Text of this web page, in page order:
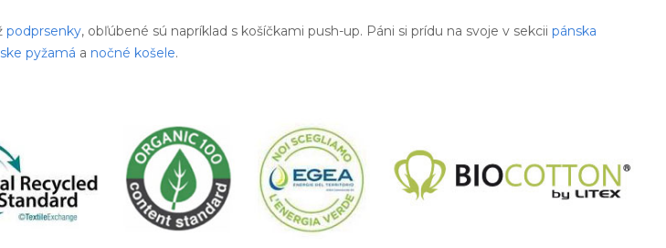
podprsenky, obľúbené sú napríklad s košíčkami push-up. Páni si prídu na svoje v sekcii pánska
pyžamá a nočné košele.